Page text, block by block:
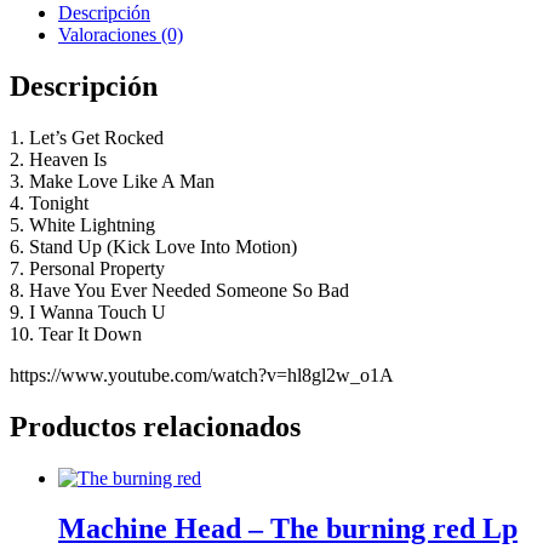
Descripción
Valoraciones (0)
Descripción
1. Let’s Get Rocked
2. Heaven Is
3. Make Love Like A Man
4. Tonight
5. White Lightning
6. Stand Up (Kick Love Into Motion)
7. Personal Property
8. Have You Ever Needed Someone So Bad
9. I Wanna Touch U
10. Tear It Down
https://www.youtube.com/watch?v=hl8gl2w_o1A
Productos relacionados
Machine Head – The burning red Lp